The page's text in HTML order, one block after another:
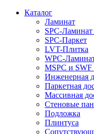
Каталог
Ламинат
SPC-
SPC-Паркет
LVT-Плитка
WPC-
MSPC и
Инженерная
Паркетная
Массивная
Стеновые
Подложка
Плинтуса